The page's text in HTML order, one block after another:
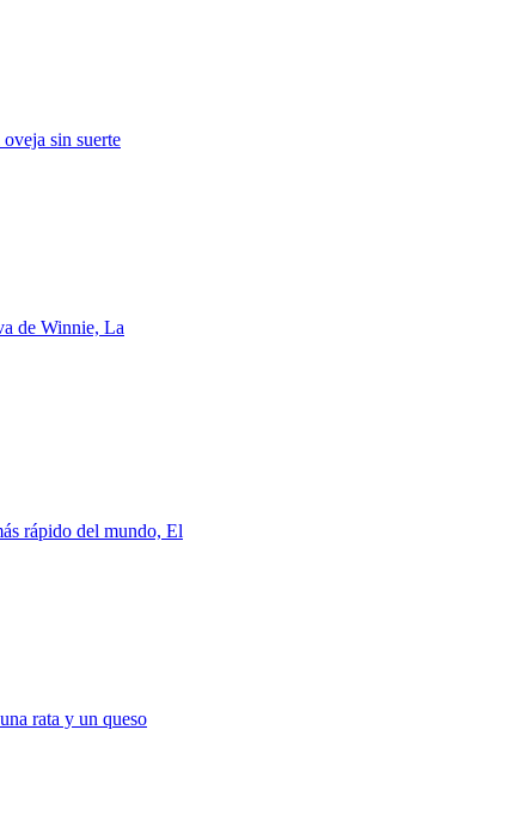
sin suerte
de Winnie, La
rápido del mundo, El
rata y un queso